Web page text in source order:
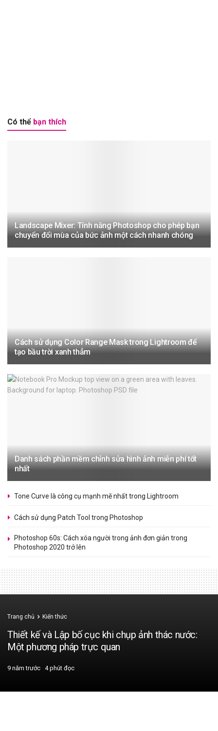
Có thể bạn thích
Landscape Mixer: Tính năng Photoshop cho phép bạn
chuyển đổi mùa của bức ảnh một cách nhanh chóng
Cách sử dụng Color Range Mask trong Lightroom để
tạo bầu trời xanh thẳm
Danh sách phần mềm chỉnh sửa hình ảnh miễn phí tốt
nhất
Tone Curve là công cụ mạnh mẽ nhất trong Lightroom
Cách sử dụng Patch Tool trong Photoshop
Photoshop 60s: Cách xóa người trong ảnh đơn giản trong
Photoshop 2020 trở lên
Trang chủ Kiến thức
Thiết kế và Lập bố cục khi chụp ảnh thác nước:
Một phương pháp trực quan
9 năm trước 4 phút đọc